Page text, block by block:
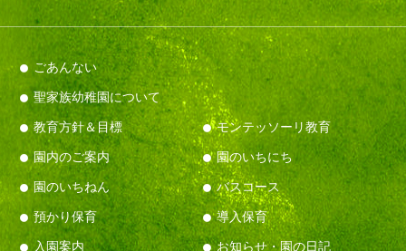
ごあんない
聖家族幼稚園について
教育方針＆目標 モンテッソーリ教育
園内のご案内 園のいちにち
園のいちねん バスコース
預かり保育 導入保育
入園案内 お知らせ・園の日記